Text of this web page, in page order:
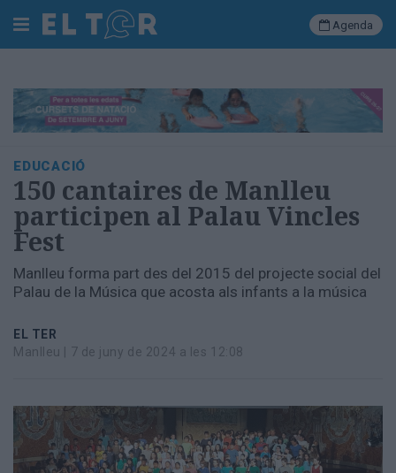
Cerca
Portada
Societat
Política
Municipal
Economia
empresa
Cultura
Ràdio
Totes
les
notícies
Agenda
EDUCACIÓ
150 cantaires de Manlleu
participen al Palau Vincles
Fest
Manlleu forma part des del 2015 del projecte social del
Palau de la Música que acosta als infants a la música
EL TER
Manlleu | 7 de juny de 2024 a les 12:08